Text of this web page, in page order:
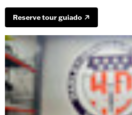
Reserve tour guiado